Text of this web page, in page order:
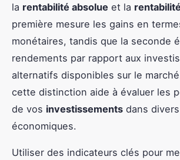
la rentabilité absolue et la
première mesure les gains en
monétaires, tandis que la seconde
rendements par rapport aux
alternatifs disponibles sur le
cette distinction aide à évaluer les
de vos investissements dans
économiques.
Utiliser des indicateurs clés pour